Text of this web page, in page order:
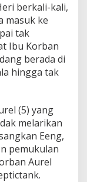
berkali-kali,
masuk ke
tak
Ibu Korban
berada di
hingga tak
(5) yang
melarikan
Eeng,
pemukulan
Aurel